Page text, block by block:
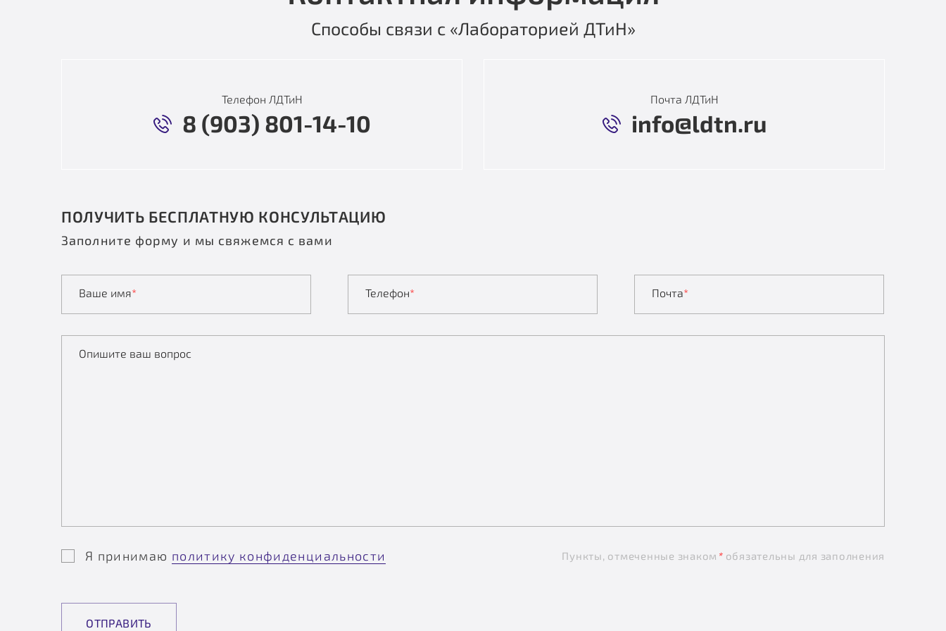
Способы связи с «Лабораторией ДТиН»
Телефон ЛДТиН
8 (903) 801-14-10
Почта ЛДТиН
info@ldtn.ru
ПОЛУЧИТЬ БЕСПЛАТНУЮ КОНСУЛЬТАЦИЮ
Заполните форму и мы свяжемся с вами
Ваше имя* Телефон* Почта*
Опишите ваш вопрос
Я принимаю политику конфиденциальности Пункты, отмеченные знаком *обязательны для заполнения
ОТПРАВИТЬ